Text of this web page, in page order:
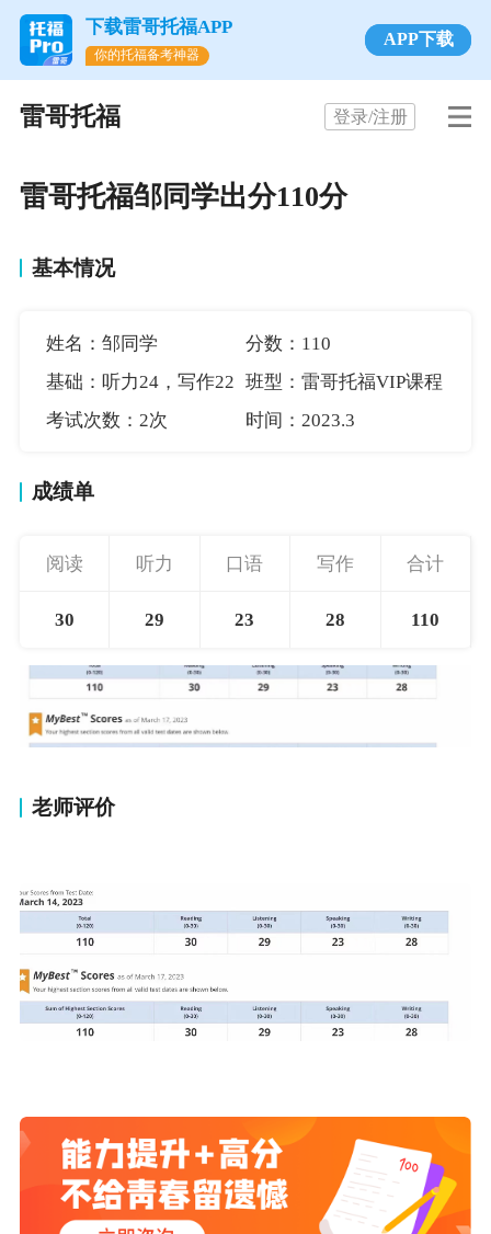
下载雷哥托福APP
你的托福备考神器
APP下载
雷哥托福 登录/注册
雷哥托福邹同学出分110分
基本情况
姓名：邹同学
分数：110
基础：听力24，写作22 班型：雷哥托福VIP课程
考试次数：2次
时间：2023.3
成绩单
阅读 听力 口语 写作 合计
30 29 23 28 110
老师评价